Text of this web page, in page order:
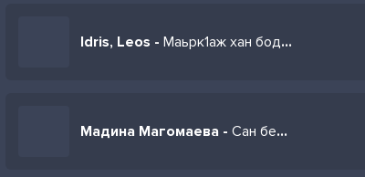
Idris, Leos - Маьрк1аж хан бодане йаьлча суна дага йог1у хьо
Мадина Магомаева - Сан безаман цуьриг хам ца беш